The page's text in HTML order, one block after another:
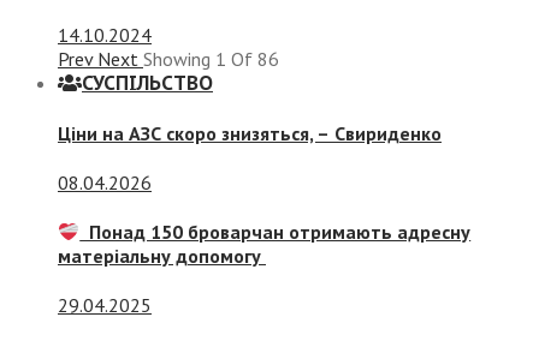
14.10.2024
Prev Next Showing 1 Of 86
СУСПIЛЬСТВО
Ціни на АЗС скоро знизяться, – Свириденко
08.04.2026
Понад 150 броварчан отримають адресну
матеріальну допомогу
29.04.2025